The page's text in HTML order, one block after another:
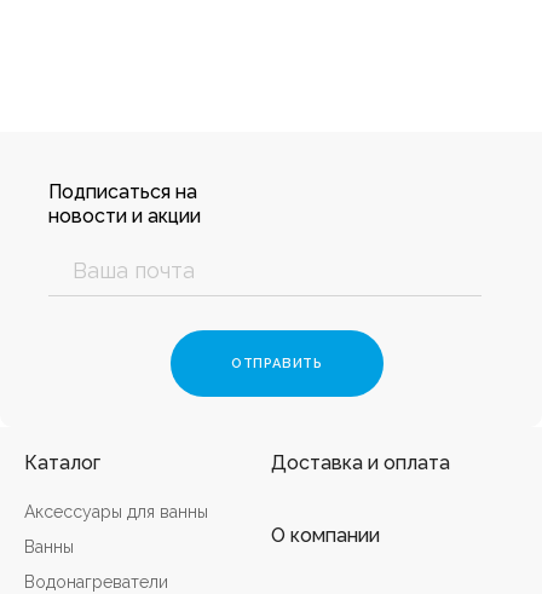
Подписаться на
новости и акции
Каталог
Аксессуары для ванны
Ванны
Водонагреватели
Доставка и оплата
О компании